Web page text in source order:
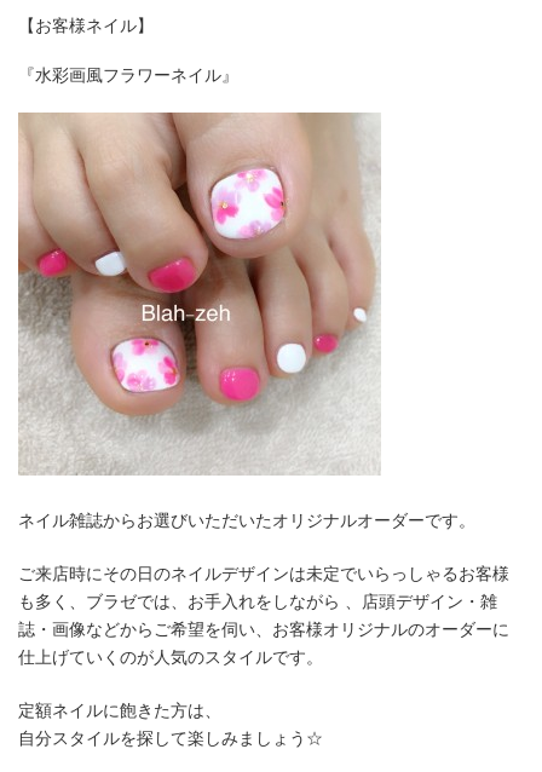
【お客様ネイル】
『水彩画風フラワーネイル』
ネイル雑誌からお選びいただいたオリジナルオーダーです。
ご来店時にその日のネイルデザインは未定でいらっしゃるお客様
も多く、ブラゼでは、お手入れをしながら 、店頭デザイン・雑
誌・画像などからご希望を伺い、お客様オリジナルのオーダーに
仕上げていくのが人気のスタイルです。
定額ネイルに飽きた方は、
自分スタイルを探して楽しみましょう☆